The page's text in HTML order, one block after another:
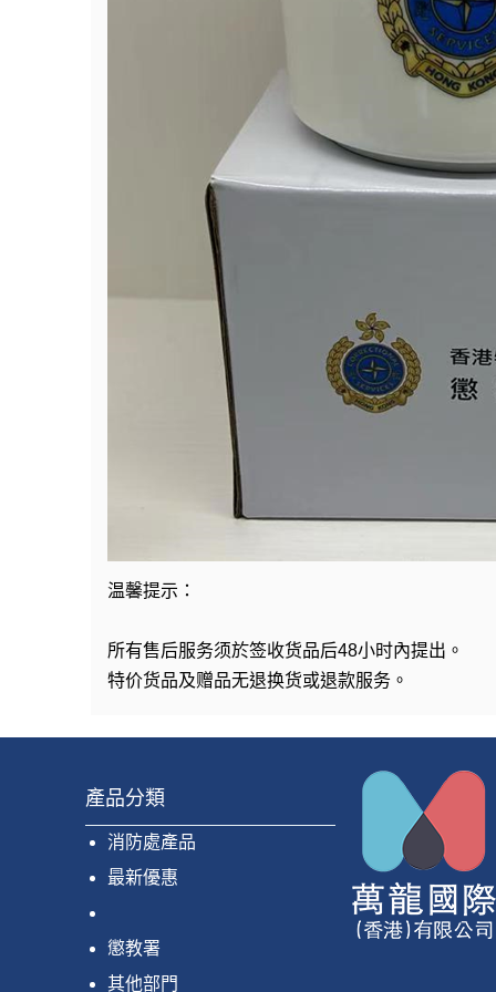
温馨提示：
所有售后服务须於签收货品后48小时內提出。
特价货品及赠品无退换货或退款服务。
產品分類
消防處產品
最新優惠
懲教署
其他部門